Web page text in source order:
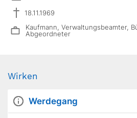
18.11.1969
Kaufmann, Verwaltungsbeamter,
Abgeordneter
Wirken
Werdegang